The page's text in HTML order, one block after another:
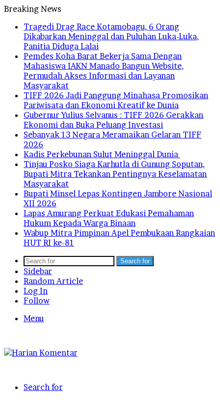
Breaking News
Tragedi Drag Race Kotamobagu, 6 Orang
Dikabarkan Meninggal dan Puluhan Luka-Luka,
Panitia Diduga Lalai
Pemdes Koha Barat Bekerja Sama Dengan
Mahasiswa IAKN Manado Bangun Website,
Permudah Akses Informasi dan Layanan
Masyarakat
TIFF 2026 Jadi Panggung Minahasa Promosikan
Pariwisata dan Ekonomi Kreatif ke Dunia
Gubernur Yulius Selvanus : TIFF 2026 Gerakkan
Ekonomi dan Buka Peluang Investasi
Sebanyak 13 Negara Meramaikan Gelaran TIFF
2026
Kadis Perkebunan Sulut Meninggal Dunia
Tinjau Posko Siaga Karhutla di Gunung Soputan,
Bupati Mitra Tekankan Pentingnya Keselamatan
Masyarakat
Bupati Minsel Lepas Kontingen Jambore Nasional
XII 2026
Lapas Amurang Perkuat Edukasi Pemahaman
Hukum Kepada Warga Binaan
Wabup Mitra Pimpinan Apel Pembukaan Rangkaian
HUT RI ke-81
Search for
Sidebar
Random Article
Log In
Follow
Menu
Search for